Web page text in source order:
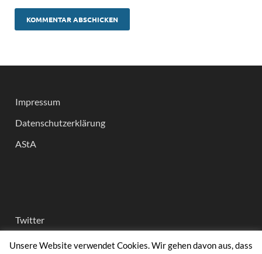
Impressum
Datenschutzerklärung
AStA
Twitter
Instagram
Unsere Website verwendet Cookies. Wir gehen davon aus, dass